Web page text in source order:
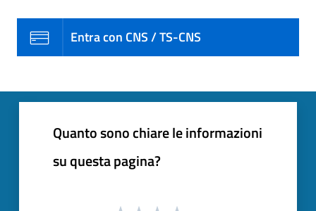
Entra con CNS / TS-CNS
Quanto sono chiare le informazioni
su questa pagina?